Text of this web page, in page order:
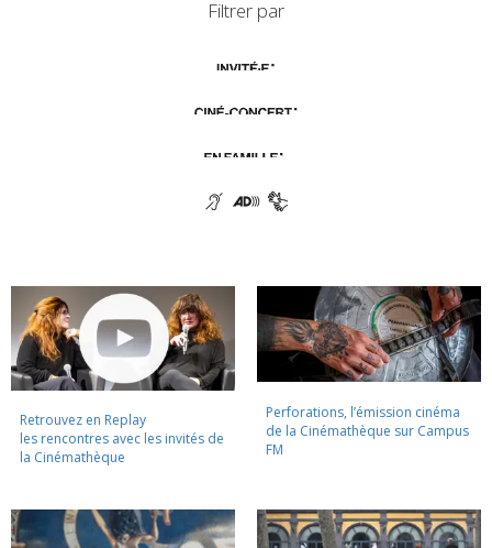
Filtrer par
Retrouvez en Replay
les rencontres avec les invités de
la Cinémathèque
Perforations, l’émission cinéma
de la Cinémathèque sur Campus
FM